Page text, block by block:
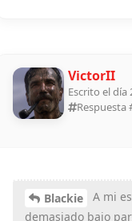
VictorII
Escrito el día
Respuesta
Blackie
A mi
demasiado bajo